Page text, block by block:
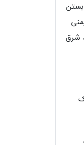
بستن
شرق